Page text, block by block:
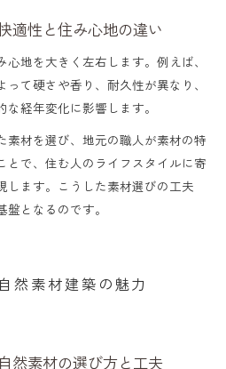
る安心の住環境
心ポイントと家族へのメ
作用で守る快適な室内環境
らこそ叶う長寿命な住ま
素材建築の工夫
適性と住み心地の違い
地を大きく左右します。例えば、
て硬さや香り、耐久性が異なり、
経年変化に影響します。
素材を選び、地元の職人が素材の特
とで、住む人のライフスタイルに寄
します。こうした素材選びの工夫
となるのです。
然素材建築の魅力
然素材の選び方と工夫